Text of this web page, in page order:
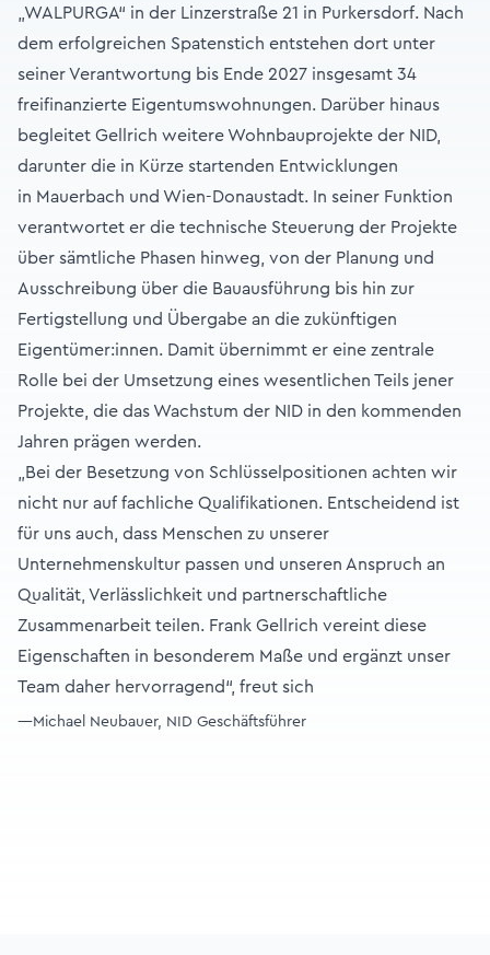
WALPURGA“ in der Linzerstraße 21 in Purkersdorf. Nach
dem erfolgreichen Spatenstich entstehen dort unter
seiner Verantwortung bis Ende 2027 insgesamt 34
freifinanzierte Eigentumswohnungen. Darüber hinaus
begleitet Gellrich weitere Wohnbauprojekte der NID,
darunter die in Kürze startenden Entwicklungen
in Mauerbach und Wien-Donaustadt. In seiner Funktion
verantwortet er die technische Steuerung der Projekte
über sämtliche Phasen hinweg, von der Planung und
Ausschreibung über die Bauausführung bis hin zur
Fertigstellung und Übergabe an die zukünftigen
Eigentümer:innen. Damit übernimmt er eine zentrale
Rolle bei der Umsetzung eines wesentlichen Teils jener
Projekte, die das Wachstum der NID in den kommenden
Jahren prägen werden.
„Bei der Besetzung von Schlüsselpositionen achten wir
nicht nur auf fachliche Qualifikationen. Entscheidend ist
für uns auch, dass Menschen zu unserer
Unternehmenskultur passen und unseren Anspruch an
Qualität, Verlässlichkeit und partnerschaftliche
Zusammenarbeit teilen. Frank Gellrich vereint diese
Eigenschaften in besonderem Maße und ergänzt unser
Team daher hervorragend“, freut sich
—Michael Neubauer, NID Geschäftsführer